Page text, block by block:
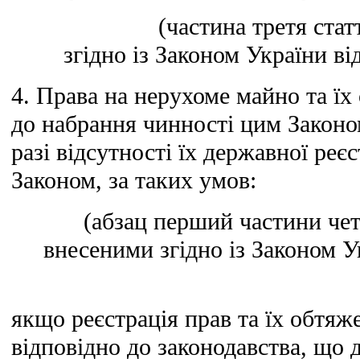
(частина третя
згідно із Законом України
4. Права на нерухоме майно та
до набрання чинності цим
разі відсутності їх державної
Законом, за таких умов:
(абзац перший частини
внесеними згідно із Законом
якщо реєстрація прав та їх
відповідно до законодавства, що